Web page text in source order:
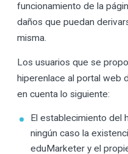
funcionamiento de la
daños que puedan
misma.
Los usuarios que se
hiperenlace al portal web
en cuenta lo siguiente:
El establecimiento del
ningún caso la
eduMarketer y el